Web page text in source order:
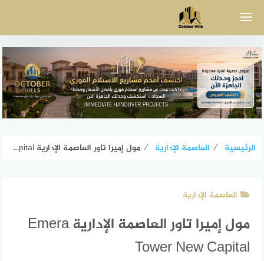
الرئيسية ⁄ العاصمة الإدارية ⁄ مول إميرا تاور العاصمة الإدارية Emera Tower New Capital
العاصمة الإدارية
مول إميرا تاور العاصمة الإدارية Emera
Tower New Capital